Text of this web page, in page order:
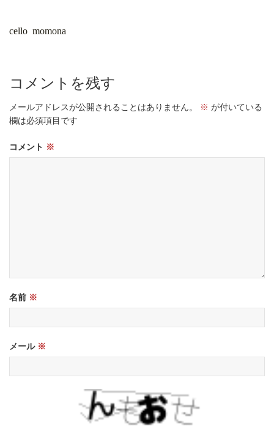
cello momona
コメントを残す
メールアドレスが公開されることはありません。 ※ が付いている
欄は必須項目です
コメント ※
名前 ※
メール ※